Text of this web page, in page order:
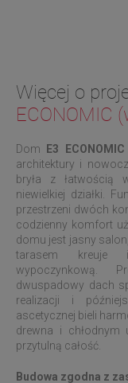
Więcej o
ECONOMIC
Dom E3
architektury i
bryła z łatwością
niewielkiej działki.
przestrzeni dwóch
codzienny komfort
domu jest jasny
tarasem kreuje
wypoczynkową.
dwuspadowy dach
realizacji i
ascetycznej bieli
drewna i chłodnym
przytulną całość.
Budowa zgodna z